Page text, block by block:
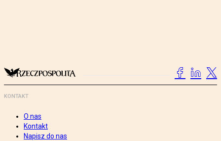
KONTAKT
O nas
Kontakt
Napisz do nas